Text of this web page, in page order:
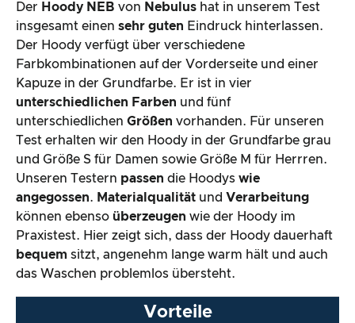
Der Hoody NEB von Nebulus hat in unserem Test
insgesamt einen sehr guten Eindruck hinterlassen.
Der Hoody verfügt über verschiedene
Farbkombinationen auf der Vorderseite und einer
Kapuze in der Grundfarbe. Er ist in vier
unterschiedlichen Farben und fünf
unterschiedlichen Größen vorhanden. Für unseren
Test erhalten wir den Hoody in der Grundfarbe grau
und Größe S für Damen sowie Größe M für Herrren.
Unseren Testern passen die Hoodys wie
angegossen. Materialqualität und Verarbeitung
können ebenso überzeugen wie der Hoody im
Praxistest. Hier zeigt sich, dass der Hoody dauerhaft
bequem sitzt, angenehm lange warm hält und auch
das Waschen problemlos übersteht.
Vorteile